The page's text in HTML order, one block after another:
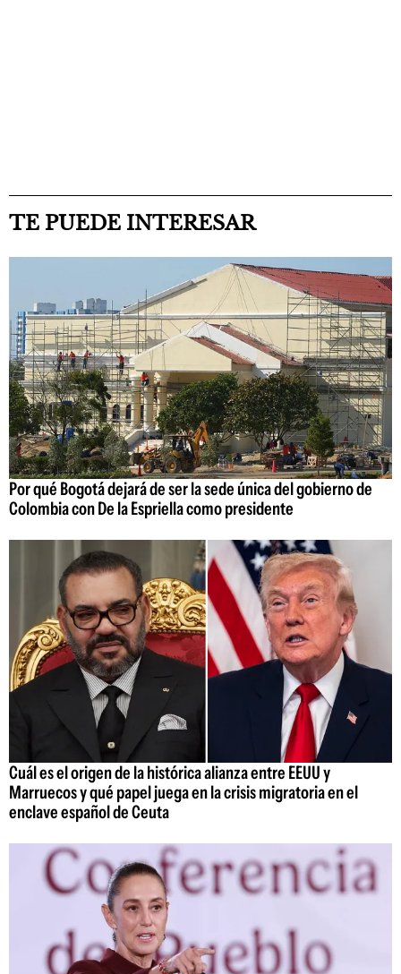
TE PUEDE INTERESAR
Por qué Bogotá dejará de ser la sede única del gobierno de
Colombia con De la Espriella como presidente
Cuál es el origen de la histórica alianza entre EEUU y
Marruecos y qué papel juega en la crisis migratoria en el
enclave español de Ceuta